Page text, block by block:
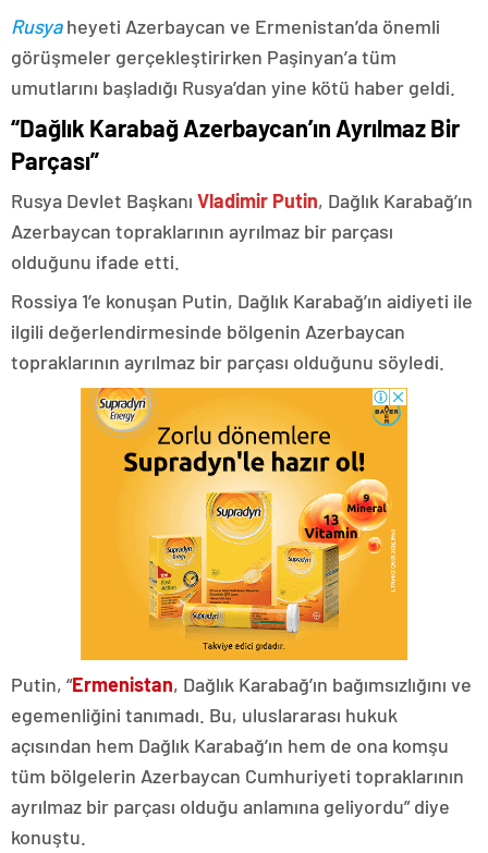
Rusyaheyeti Azerbaycan ve Ermenistan’da önemli
görüşmeler gerçekleştirirken Paşinyan’a tüm
umutlarını başladığı Rusya’dan yine kötü haber geldi.
“Dağlık Karabağ Azerbaycan’ın Ayrılmaz Bir
Parçası”
Rusya Devlet Başkanı Vladimir Putin, Dağlık Karabağ’ın
Azerbaycan topraklarının ayrılmaz bir parçası
olduğunu ifade etti.
Rossiya 1’e konuşan Putin, Dağlık Karabağ’ın aidiyeti ile
ilgili değerlendirmesinde bölgenin Azerbaycan
topraklarının ayrılmaz bir parçası olduğunu söyledi.
Putin, “Ermenistan, Dağlık Karabağ’ın bağımsızlığını ve
egemenliğini tanımadı. Bu, uluslararası hukuk
açısından hem Dağlık Karabağ’ın hem de ona komşu
tüm bölgelerin Azerbaycan Cumhuriyeti topraklarının
ayrılmaz bir parçası olduğu anlamına geliyordu” diye
konuştu.